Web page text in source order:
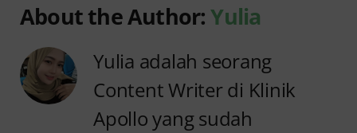
About the Author:Yulia
Yulia adalah seorang
Content Writer di Klinik
Apollo yang sudah